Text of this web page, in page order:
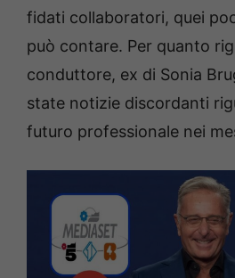
fidati collaboratori, quei
può contare. Per quanto
conduttore, ex di Sonia
state notizie discordanti
futuro professionale nei